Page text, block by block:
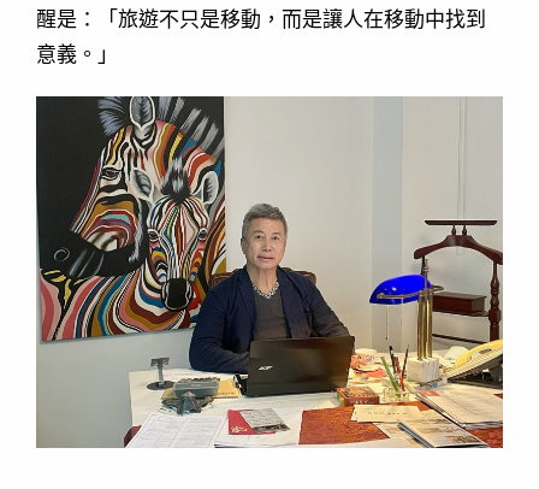
醒是：
「旅遊不只是移動，而是讓人在移動中找到
意義。」